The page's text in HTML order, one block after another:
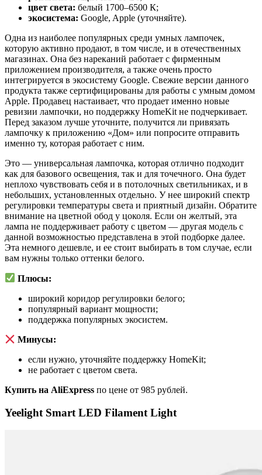
цвет света: белый 1700–6500 К;
экосистема: Google, Apple (уточняйте).
Одна из наиболее популярных среди умных лампочек,
которую активно продают, в том числе, и в отечественных
магазинах. Она без нареканий работает с фирменным
приложением производителя, а также очень просто
интегрируется в экосистему Google. Свежие версии данного
продукта также сертифицированы для работы с умным домом
Apple. Продавец настаивает, что продает именно новые
ревизии лампочки, но поддержку HomeKit не подчеркивает.
Перед заказом лучше уточните, получится ли привязать
лампочку к приложению «Дом» или попросите отправить
именно ту, которая работает с ним.
Это — универсальная лампочка, которая отлично подходит
как для базового освещения, так и для точечного. Она будет
неплохо чувствовать себя и в потолочных светильниках, и в
небольших, установленных отдельно. У нее широкий спектр
регулировки температуры света и приятный дизайн. Обратите
внимание на цветной обод у цоколя. Если он желтый, эта
лампа не поддерживает работу с цветом — другая модель с
данной возможностью представлена в этой подборке далее.
Эта немного дешевле, и ее стоит выбирать в том случае, если
вам нужны только оттенки белого.
Плюсы:
широкий коридор регулировки белого;
популярный вариант мощности;
поддержка популярных экосистем.
Минусы:
если нужно, уточняйте поддержку HomeKit;
не работает с цветом света.
Купить на AliExpress по цене от 985 рублей.
Yeelight Smart LED Filament Light